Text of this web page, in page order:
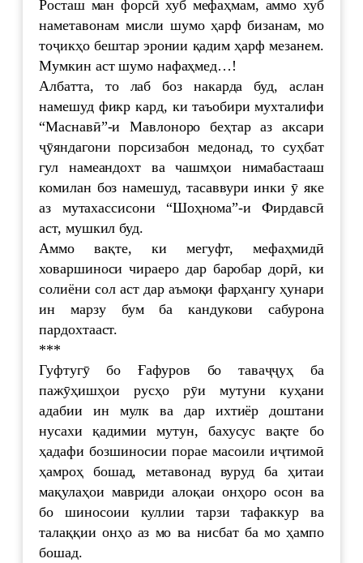
Росташ ман форсӣ хуб мефаҳмам, аммо хуб
наметавонам мисли шумо ҳарф бизанам, мо
тоҷикҳо бештар эронии қадим ҳарф мезанем.
Мумкин аст шумо нафаҳмед…!
Албатта, то лаб боз накарда буд, аслан
намешуд фикр кард, ки таъобири мухталифи
“Маснавӣ”-и Мавлоноро беҳтар аз аксари
ҷӯяндагони порсизабон медонад, то суҳбат
гул намеандохт ва чашмҳои нимабастааш
комилан боз намешуд, тасаввури инки ӯ яке
аз мутахассисони “Шоҳнома”-и Фирдавсӣ
аст, мушкил буд.
Аммо вақте, ки мегуфт, мефаҳмидӣ
ховаршиноси чираеро дар баробар дорӣ, ки
солиёни сол аст дар аъмоқи фарҳангу ҳунари
ин марзу бум ба кандукови сабурона
пардохтааст.
***
Гуфтугӯ бо Ғафуров бо таваҷҷуҳ ба
пажӯҳишҳои русҳо рӯи мутуни куҳани
адабии ин мулк ва дар ихтиёр доштани
нусахи қадимии мутун, бахусус вақте бо
ҳадафи бозшиносии порае масоили иҷтимоӣ
ҳамроҳ бошад, метавонад вуруд ба ҳитаи
мақулаҳои мавриди алоқаи онҳоро осон ва
бо шиносоии куллии тарзи тафаккур ва
талаққии онҳо аз мо ва нисбат ба мо ҳампо
бошад.